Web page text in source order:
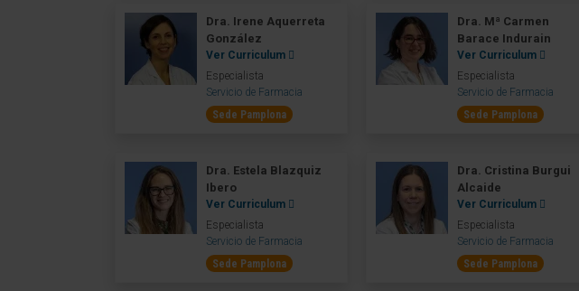
Dra. Irene Aquerreta
González
Ver Curriculum
Especialista
Servicio de Farmacia
Sede Pamplona
Dra. Mª Carmen
Barace Indurain
Ver Curriculum
Especialista
Servicio de Farmacia
Sede Pamplona
Dra. Estela Blazquiz
Ibero
Ver Curriculum
Especialista
Servicio de Farmacia
Sede Pamplona
Dra. Cristina Burgui
Alcaide
Ver Curriculum
Especialista
Servicio de Farmacia
Sede Pamplona